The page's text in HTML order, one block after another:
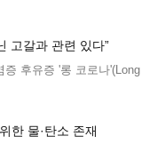
고갈과 관련 있다”
후유증 '롱 코로나'(Long
한 물·탄소 존재